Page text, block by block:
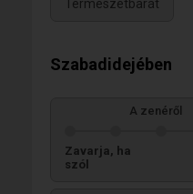
Természetbarát
Szabadidejében
A zenéről
Zavarja, ha
szól